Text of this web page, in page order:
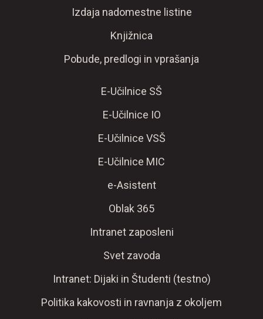
Izdaja nadomestne listine
Knjižnica
Pobude, predlogi in vprašanja
E-Učilnice SŠ
E-Učilnice IO
E-Učilnice VSŠ
E-Učilnice MIC
e-Asistent
Oblak 365
Intranet zaposleni
Svet zavoda
Intranet: Dijaki in Študenti (testno)
Politika kakovosti in ravnanja z okoljem